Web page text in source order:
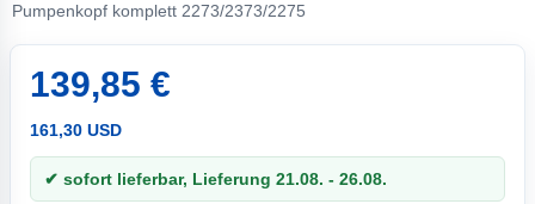
Pumpenkopf komplett 2273/2373/2275
139,85 €
161,30 USD
✔ sofort lieferbar, Lieferung 21.08. - 26.08.